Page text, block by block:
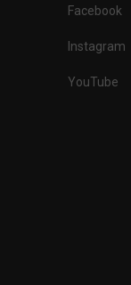
Facebook
Instagram
YouTube